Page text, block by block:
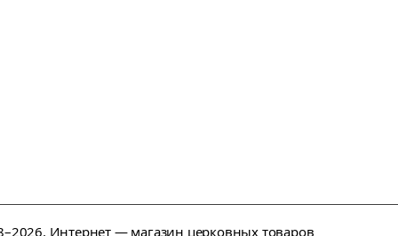
Интернет — магазин церковных товаров